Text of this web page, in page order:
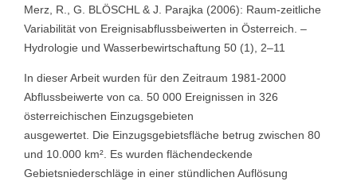
Merz, R., G. BLÖSCHL & J. Parajka (2006): Raum-zeitliche
Variabilität von Ereignisabflussbeiwerten in Österreich. –
Hydrologie und Wasserbewirtschaftung 50 (1), 2–11
In dieser Arbeit wurden für den Zeitraum 1981-2000
Abflussbeiwerte von ca. 50 000 Ereignissen in 326
österreichischen Einzugsgebieten
ausgewertet. Die Einzugsgebietsfläche betrug zwischen 80
und 10.000 km². Es wurden flächendeckende
Gebietsniederschläge in einer stündlichen Auflösung